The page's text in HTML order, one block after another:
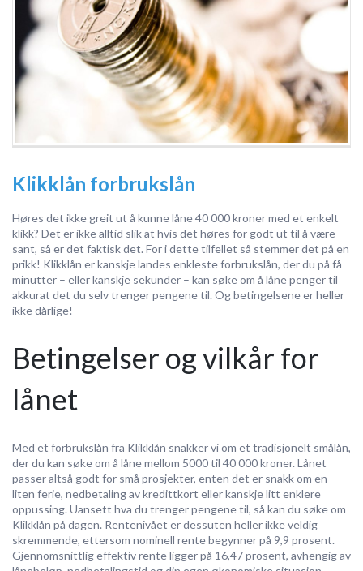
Klikklån forbrukslån
Høres det ikke greit ut å kunne låne 40 000 kroner med et enkelt
klikk? Det er ikke alltid slik at hvis det høres for godt ut til å være
sant, så er det faktisk det. For i dette tilfellet så stemmer det på en
prikk! Klikklån er kanskje landes enkleste forbrukslån, der du på få
minutter – eller kanskje sekunder – kan søke om å låne penger til
akkurat det du selv trenger pengene til. Og betingelsene er heller
ikke dårlige!
Betingelser og vilkår for
lånet
Med et forbrukslån fra Klikklån snakker vi om et tradisjonelt smålån,
der du kan søke om å låne mellom 5000 til 40 000 kroner. Lånet
passer altså godt for små prosjekter, enten det er snakk om en
liten ferie, nedbetaling av kredittkort eller kanskje litt enklere
oppussing. Uansett hva du trenger pengene til, så kan du søke om
Klikklån på dagen. Rentenivået er dessuten heller ikke veldig
skremmende, ettersom nominell rente begynner på 9,9 prosent.
Gjennomsnittlig effektiv rente ligger på 16,47 prosent, avhengig av